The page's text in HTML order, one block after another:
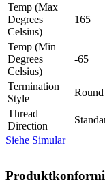
Temp (Max
Degrees
Celsius)
165
Temp (Min
Degrees
Celsius)
-65
Termination
Style
Round
Thread
Direction
Siehe Simular